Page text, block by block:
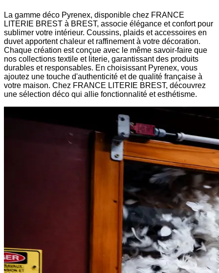
La gamme déco Pyrenex, disponible chez FRANCE
LITERIE BREST à BREST, associe élégance et confort pour
sublimer votre intérieur. Coussins, plaids et accessoires en
duvet apportent chaleur et raffinement à votre décoration.
Chaque création est conçue avec le même savoir-faire que
nos collections textile et literie, garantissant des produits
durables et responsables. En choisissant Pyrenex, vous
ajoutez une touche d'authenticité et de qualité française à
votre maison. Chez FRANCE LITERIE BREST, découvrez
une sélection déco qui allie fonctionnalité et esthétisme.